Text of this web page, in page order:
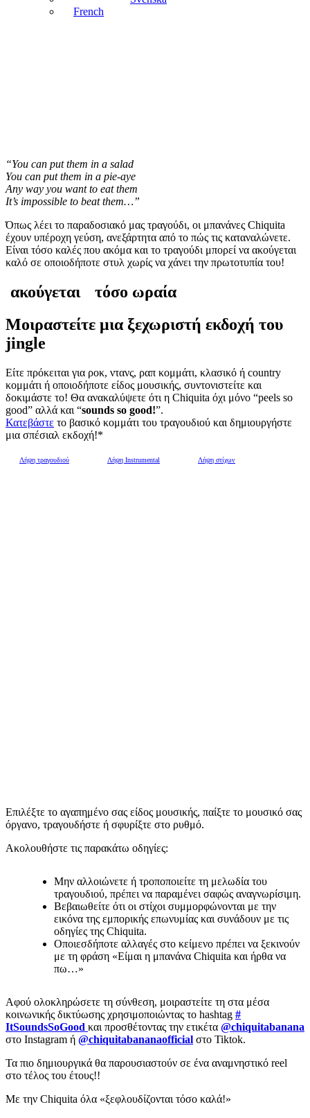
French
“You can put them in a salad
You can put them in a pie-aye
Any way you want to eat them
It’s impossible to beat them…”
Όπως λέει το παραδοσιακό μας τραγούδι, οι μπανάνες Chiquita
έχουν υπέροχη γεύση, ανεξάρτητα από το πώς τις καταναλώνετε.
Είναι τόσο καλές που ακόμα και το τραγούδι μπορεί να ακούγεται
καλό σε οποιοδήποτε στυλ χωρίς να χάνει την πρωτοτυπία του!
ακούγεται
τόσο ωραία
Μοιραστείτε μια ξεχωριστή εκδοχή του
jingle
Είτε πρόκειται για ροκ, ντανς, ραπ κομμάτι, κλασικό ή country
κομμάτι ή οποιοδήποτε είδος μουσικής, συντονιστείτε και
δοκιμάστε το! Θα ανακαλύψετε ότι η Chiquita όχι μόνο “peels so
good” αλλά και “sounds so good!”.
Κατεβάστε το βασικό κομμάτι του τραγουδιού και δημιουργήστε
μια σπέσιαλ εκδοχή!*
Λήψη τραγουδιού Λήψη Instrumental Λήψη στίχων
Επιλέξτε το αγαπημένο σας είδος μουσικής, παίξτε το μουσικό σας
όργανο, τραγουδήστε ή σφυρίξτε στο ρυθμό.
Ακολουθήστε τις παρακάτω οδηγίες:
Μην αλλοιώνετε ή τροποποιείτε τη μελωδία του
τραγουδιού, πρέπει να παραμένει σαφώς αναγνωρίσιμη.
Βεβαιωθείτε ότι οι στίχοι συμμορφώνονται με την
εικόνα της εμπορικής επωνυμίας και συνάδουν με τις
οδηγίες της Chiquita.
Οποιεσδήποτε αλλαγές στο κείμενο πρέπει να ξεκινούν
με τη φράση «Είμαι η μπανάνα Chiquita και ήρθα να
πω…»
Αφού ολοκληρώσετε τη σύνθεση, μοιραστείτε τη στα μέσα
κοινωνικής δικτύωσης χρησιμοποιώντας το hashtag #
ItSoundsSoGood και προσθέτοντας την ετικέτα @chiquitabanana
στο Instagram ή @chiquitabananaofficial στο Tiktok.
Τα πιο δημιουργικά θα παρουσιαστούν σε ένα αναμνηστικό reel
στο τέλος του έτους!!
Με την Chiquita όλα «ξεφλουδίζονται τόσο καλά!»